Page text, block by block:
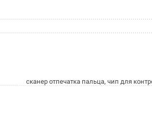
сканер отпечатка пальца, чип для